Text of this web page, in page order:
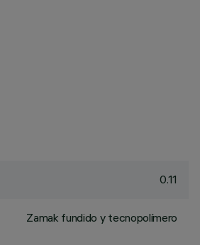
0.11
Zamak fundido y tecnopolímero